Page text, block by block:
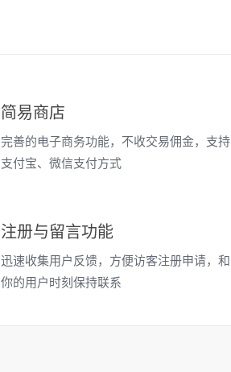
简易商店
完善的电子商务功能，不收交易佣金，支持
支付宝、微信支付方式
注册与留言功能
迅速收集用户反馈，方便访客注册申请，和
你的用户时刻保持联系